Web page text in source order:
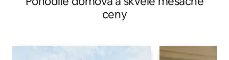
ceny